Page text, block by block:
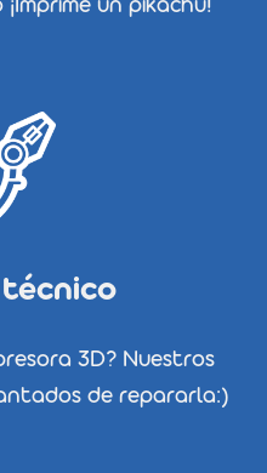
un pikachu!
3D? Nuestros
de repararla:)